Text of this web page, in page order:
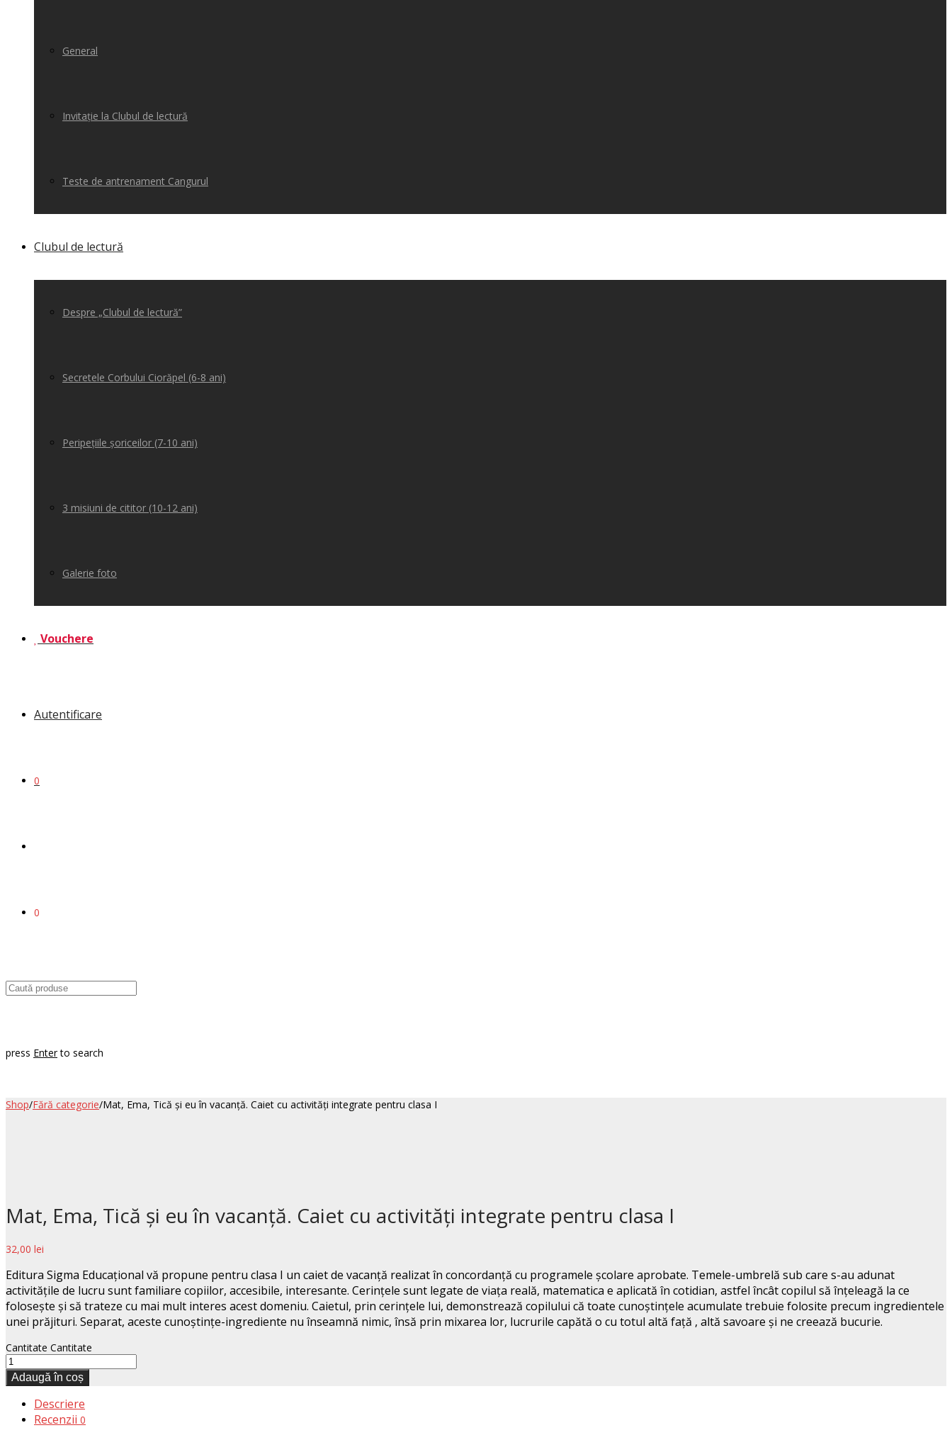
General
Invitație la Clubul de lectură
Teste de antrenament Cangurul
Clubul de lectură
Despre „Clubul de lectură”
Secretele Corbului Ciorăpel (6-8 ani)
Peripețiile șoriceilor (7-10 ani)
3 misiuni de cititor (10-12 ani)
Galerie foto
Vouchere
Autentificare
0
0
press Enterto search
Shop/Fără categorie/Mat, Ema, Tică şi eu în vacanţă. Caiet cu activităţi integrate pentru clasa I
Mat, Ema, Tică şi eu în vacanţă. Caiet cu activităţi integrate pentru clasa I
32,00 lei
Editura Sigma Educațional vă propune pentru clasa I un caiet de vacanţă realizat în concordanţă cu programele şcolare aprobate. Temele-umbrelă sub care s-au adunat
activitățile de lucru sunt familiare copiilor, accesibile, interesante. Cerințele sunt legate de viața reală, matematica e aplicată în cotidian, astfel încât copilul să înțeleagă la ce
folosește și să trateze cu mai mult interes acest domeniu. Caietul, prin cerințele lui, demonstrează copilului că toate cunoștințele acumulate trebuie folosite precum ingredientele
unei prăjituri. Separat, aceste cunoștințe-ingrediente nu înseamnă nimic, însă prin mixarea lor, lucrurile capătă o cu totul altă față , altă savoare și ne creează bucurie.
Cantitate Cantitate
Adaugă în coș
Descriere
Recenzii 0